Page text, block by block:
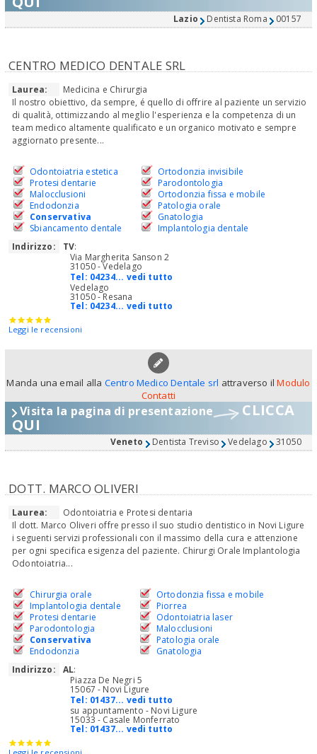
Lazio Dentista Roma 00157
CENTRO MEDICO DENTALE SRL
Laurea:
Medicina e Chirurgia
Il nostro obiettivo, da sempre, é quello di offrire al paziente un servizio
di qualità, ottimizzando al meglio l'esperienza e la competenza di un
team medico altamente qualificato e un organico motivato e sempre
aggiornato presente...
Odontoiatria estetica
Protesi dentarie
Malocclusioni
Endodonzia
Conservativa
Sbiancamento dentale
Ortodonzia invisibile
Parodontologia
Ortodonzia fissa e mobile
Patologia orale
Gnatologia
Implantologia dentale
Indirizzo:
TV:
Via Margherita Sanson 2
31050 - Vedelago
Tel: 04234... vedi tutto
Vedelago
31050 - Resana
Tel: 04234... vedi tutto
Leggi le recensioni
Manda una email alla Centro Medico Dentale srl attraverso ilModulo
Contatti
Visita la pagina di presentazione CLICCA
QUI
Veneto Dentista Treviso Vedelago 31050
DOTT. MARCO OLIVERI
Laurea:
Odontoiatria e Protesi dentaria
Il dott. Marco Oliveri offre presso il suo studio dentistico in Novi Ligure
i seguenti servizi professionali con il massimo della cura e attenzione
per ogni specifica esigenza del paziente. Chirurgi Orale Implantologia
Odontoiatria...
Chirurgia orale
Implantologia dentale
Protesi dentarie
Parodontologia
Conservativa
Endodonzia
Ortodonzia fissa e mobile
Piorrea
Odontoiatria laser
Malocclusioni
Patologia orale
Gnatologia
Indirizzo:
AL:
Piazza De Negri 5
15067 - Novi Ligure
Tel: 01437... vedi tutto
su appuntamento - Novi Ligure
15033 - Casale Monferrato
Tel: 01437... vedi tutto